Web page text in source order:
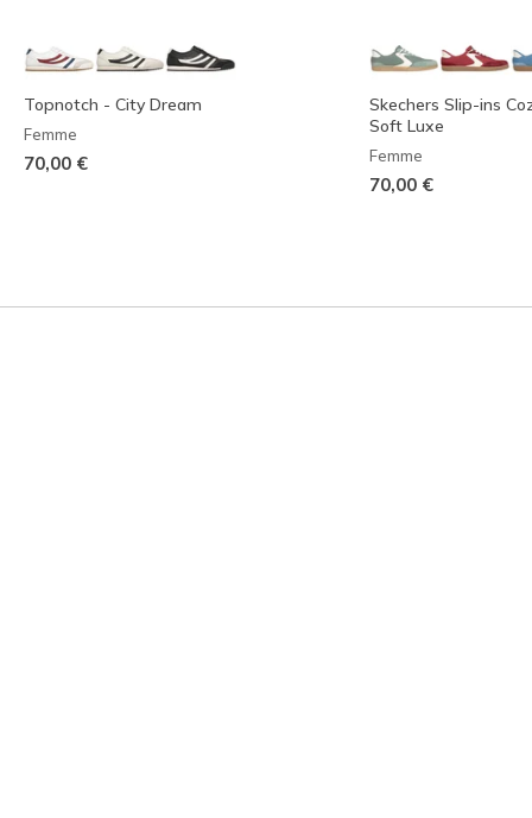
Topnotch - City Dream
Femme
70,00 €
Skechers Slip-ins
Soft Luxe
Femme
70,00 €